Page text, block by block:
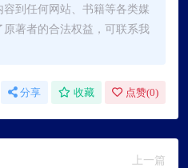
到任何网站、书籍等各类媒
著者的合法权益，可联系我
分享 收藏 点赞(0)
上一篇